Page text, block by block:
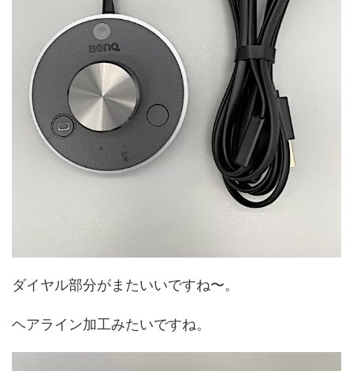
ダイヤル部分がまたいいですね〜。
ヘアライン加工みたいですね。